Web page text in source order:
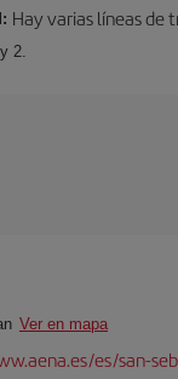
Hay varias líneas de
2.
Ver en mapa
es/san-